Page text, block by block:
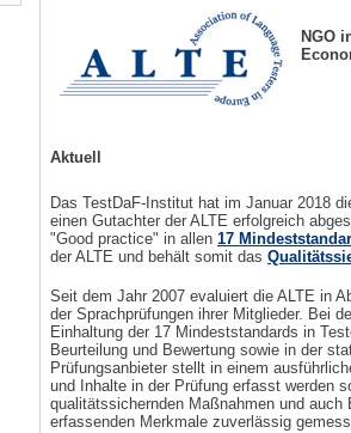
NGO
Aktuell
Das TestDaF-Institut hat im Januar 2018
einen Gutachter der ALTE erfolgreich
"Good practice" in allen 17
der ALTE und behält somit das
Seit dem Jahr 2007 evaluiert die ALTE in
der Sprachprüfungen ihrer Mitglieder. Bei
Einhaltung der 17 Mindeststandards in
Beurteilung und Bewertung sowie in der
Prüfungsanbieter stellt in einem
und Inhalte in der Prüfung erfasst werden
qualitätssichernden Maßnahmen und
erfassenden Merkmale zuverlässig